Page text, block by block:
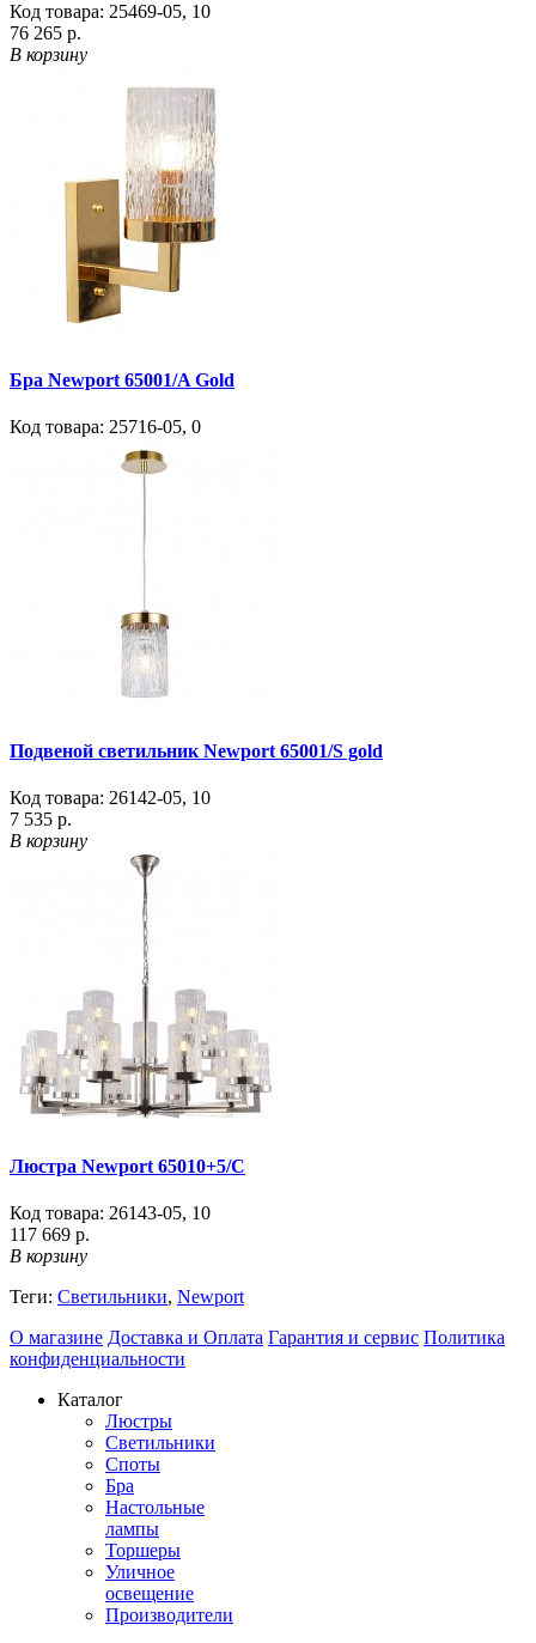
Код товара: 25469-05, 10
76 265 р.
В корзину
Бра Newport 65001/A Gold
Код товара: 25716-05, 0
Подвеной светильник Newport 65001/S gold
Код товара: 26142-05, 10
7 535 р.
В корзину
Люстра Newport 65010+5/C
Код товара: 26143-05, 10
117 669 р.
В корзину
Теги: Светильники, Newport
О магазине Доставка и Оплата Гарантия и сервис Политика
конфиденциальности
Каталог
Люстры
Светильники
Споты
Бра
Настольные
лампы
Торшеры
Уличное
освещение
Производители